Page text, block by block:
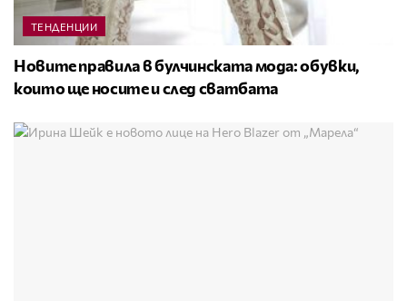
ТЕНДЕНЦИИ
Новите правила в булчинската мода: обувки,
които ще носите и след сватбата